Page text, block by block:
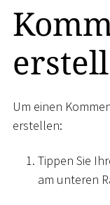
Um einen
erstellen:
Tippen Sie
am unteren